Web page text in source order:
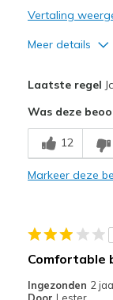
Vertaling
Meer details
Comfortable
Stylish
View On Shoes
Laatste regel
Was deze
12
Markeer deze
Comfortable
Ingezonden 2
Door Lester